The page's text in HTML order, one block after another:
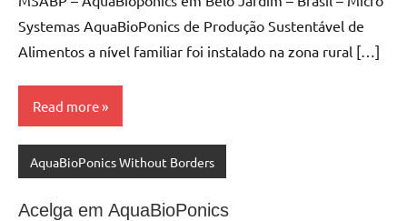
Systemas AquaBioPonics de Produção Sustentável de
Alimentos a nível familiar foi instalado na zona rural […]
Read more
AquaBioPonics Without Borders
Acelga em AquaBioPonics